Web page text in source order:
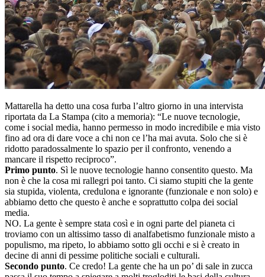
Mattarella ha detto una cosa furba l’altro giorno in una intervista
riportata da La Stampa (cito a memoria): “Le nuove tecnologie,
come i social media, hanno permesso in modo incredibile e mia visto
fino ad ora di dare voce a chi non ce l’ha mai avuta. Solo che si è
ridotto paradossalmente lo spazio per il confronto, venendo a
mancare il rispetto reciproco”.
Primo punto. Sì le nuove tecnologie hanno consentito questo. Ma
non è che la cosa mi rallegri poi tanto. Ci siamo stupiti che la gente
sia stupida, violenta, credulona e ignorante (funzionale e non solo) e
abbiamo detto che questo è anche e soprattutto colpa dei social
media.
NO. La gente è sempre stata così e in ogni parte del pianeta ci
troviamo con un altissimo tasso di analfabetismo funzionale misto a
populismo, ma ripeto, lo abbiamo sotto gli occhi e si è creato in
decine di anni di pessime politiche sociali e culturali.
Secondo punto. Ce credo! La gente che ha un po’ di sale in zucca